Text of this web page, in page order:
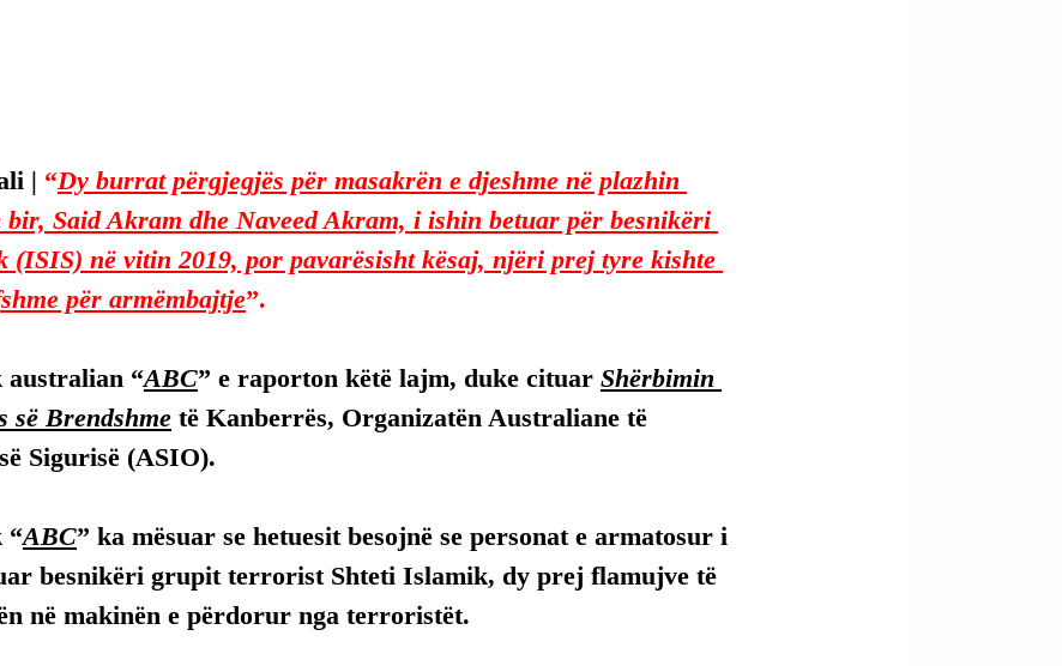
| “Dy burrat përgjegjës për masakrën e djeshme në plazhin
bir, Said Akram dhe Naveed Akram, i ishin betuar për besnikëri
(ISIS) në vitin 2019, por pavarësisht kësaj, njëri prej tyre kishte
për armëmbajtje”.
“ABC” e raporton këtë lajm, duke cituar Shërbimin
së Brendshme të Kanberrës, Organizatën Australiane të
Sigurisë (ASIO).
“ABC” ka mësuar se hetuesit besojnë se personat e armatosur i
besnikëri grupit terrorist Shteti Islamik, dy prej flamujve të
në makinën e përdorur nga terroristët.